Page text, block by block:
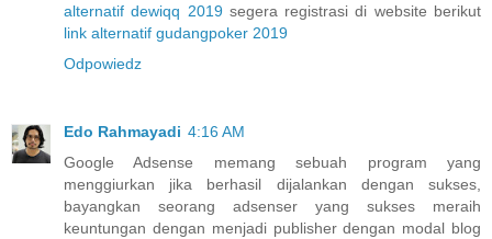
alternatif dewiqq 2019segera registrasi di website berikut
link alternatif gudangpoker 2019
Odpowiedz
Edo Rahmayadi 4:16 AM
Google Adsense memang sebuah program yang
menggiurkan jika berhasil dijalankan dengan sukses,
bayangkan seorang adsenser yang sukses meraih
keuntungan dengan menjadi publisher dengan modal blog